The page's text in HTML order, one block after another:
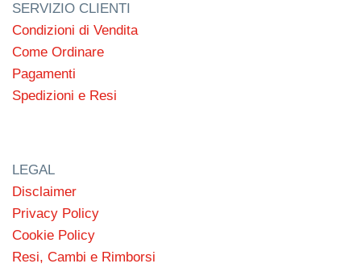
SERVIZIO CLIENTI
Condizioni di Vendita
Come Ordinare
Pagamenti
Spedizioni e Resi
LEGAL
Disclaimer
Privacy Policy
Cookie Policy
Resi, Cambi e Rimborsi